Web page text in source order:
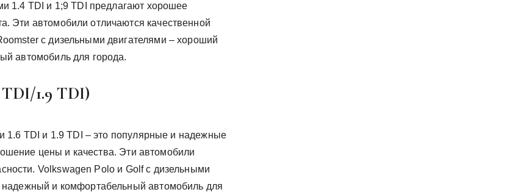
1.4 TDI и 1;9 TDI предлагают хорошее
Эти автомобили отличаются качественной
с дизельными двигателями – хороший
автомобиль для города.
TDI/1.9 TDI)
1.6 TDI и 1.9 TDI – это популярные и надежные
цены и качества. Эти автомобили
Volkswagen Polo и Golf с дизельными
и комфортабельный автомобиль для